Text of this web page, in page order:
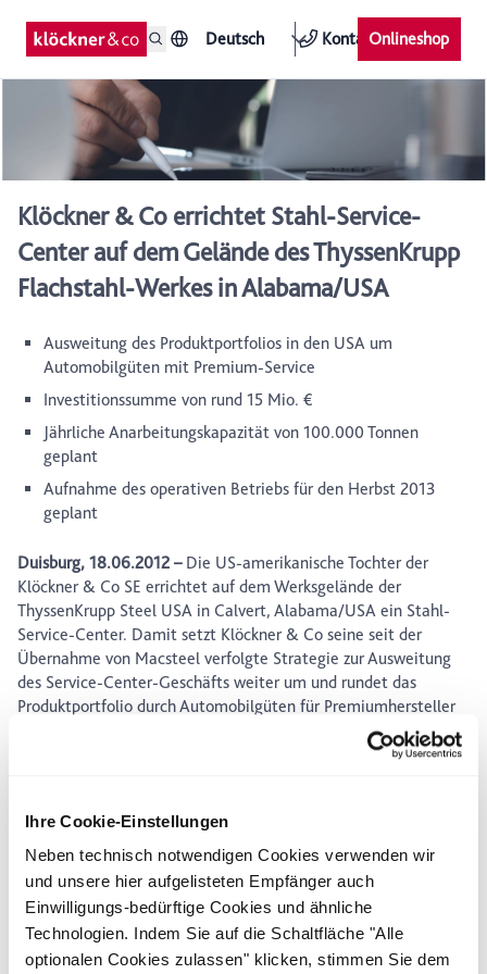
Ihre Cookie-Einstellungen
Neben technisch notwendigen Cookies verwenden wir
und unsere hier aufgelisteten Empfänger auch
Einwilligungs-bedürftige Cookies und ähnliche
Technologien. Indem Sie auf die Schaltfläche "Alle
optionalen Cookies zulassen" klicken, stimmen Sie dem
Deutsch KontaktOnlineshop
Klöckner & Co errichtet Stahl-Service-
Center auf dem Gelände des ThyssenKrupp
Flachstahl-Werkes in Alabama/USA
Ausweitung des Produktportfolios in den USA um
Automobilgüten mit Premium-Service
Investitionssumme von rund 15 Mio. €
Jährliche Anarbeitungskapazität von 100.000 Tonnen
geplant
Aufnahme des operativen Betriebs für den Herbst 2013
geplant
Duisburg, 18.06.2012 –Die US-amerikanische Tochter der
Klöckner & Co SE errichtet auf dem Werksgelände der
ThyssenKrupp Steel USA in Calvert, Alabama/USA ein Stahl-
Service-Center. Damit setzt Klöckner & Co seine seit der
Übernahme von Macsteel verfolgte Strategie zur Ausweitung
des Service-Center-Geschäfts weiter um und rundet das
Produktportfolio durch Automobilgüten für Premiumhersteller
ab. Im Fokus stehen zunächst insbesondere europäische
Fahrzeughersteller, die in den USA Werke betreiben und bereits
vertrauen.
Das rund 9.000 m² große Service-Center verfügt nach einer
Anlaufphase über eine jährliche Anarbeitungskapazität von
100.000 Tonnen und bietet zudem weitere
Expansionsmöglichkeiten. Das Werk erfordert in der ersten
Ausbaustufe ein Investitionsvolumen von etwa 15 Mio. € und